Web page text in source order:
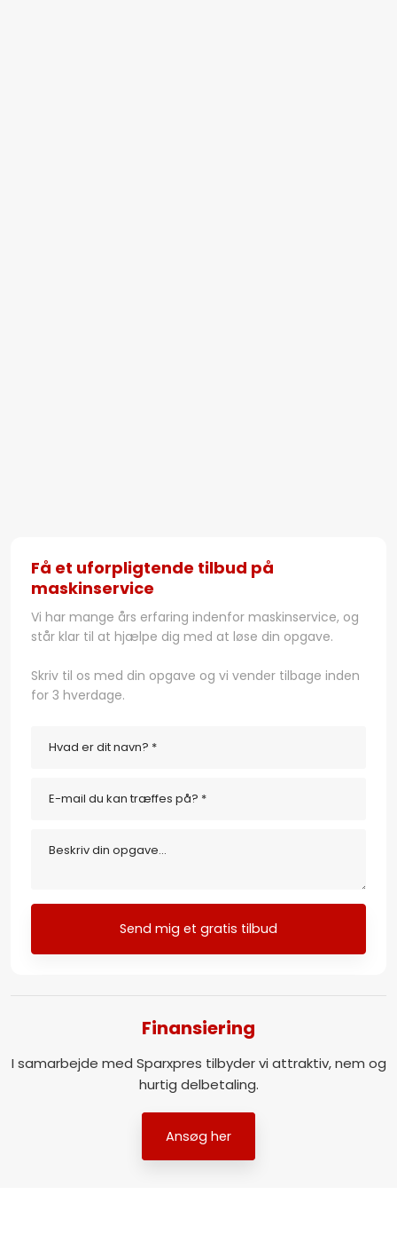
​Få et uforpligtende tilbud på
maskinservice
Vi har mange års erfaring indenfor maskinservice, og
står klar til at hjælpe dig med at løse din opgave.
​Skriv til os med din opgave og vi vender tilbage inden
for 3 hverdage.
Finansiering​
I samarbejde med Sparxpres tilbyder vi attraktiv, nem og
hurtig delbetaling.​​
Ansøg her​